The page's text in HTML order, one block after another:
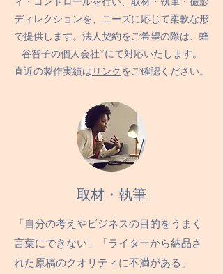
ディレクションを、ニーズに応じて柔軟な形
で提供します。法人契約をご希望の際は、蜂
谷智子の個人会社*にて対応いたします。
​直近の製作実績は リンクをご確認ください。
取材・執筆
「自分の考えやビジネスの目的をうまく
言葉にできない」「ライターから納品さ
れた原稿のクオリティに不満がある」